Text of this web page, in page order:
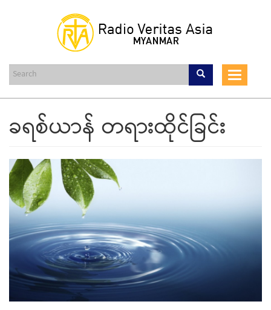
content
Toggle
ခရစ်ယာန် တရားထိုင်ခြင်း